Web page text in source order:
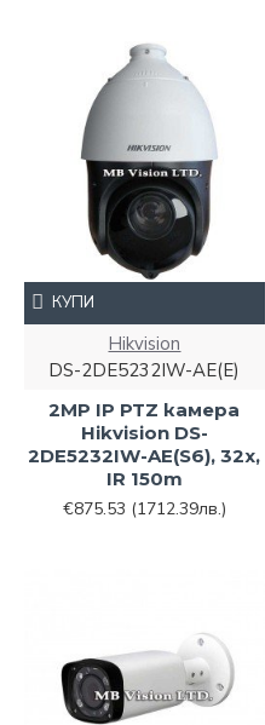
Hikvision
DS-2DE5232IW-AE(Е)
2MP IP PTZ камера
Hikvision DS-
2DE5232IW-AE(S6), 32x,
IR 150m
€875.53 (1712.39лв.)
КУПИ